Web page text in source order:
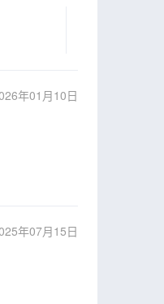
年01月10日
年07月15日